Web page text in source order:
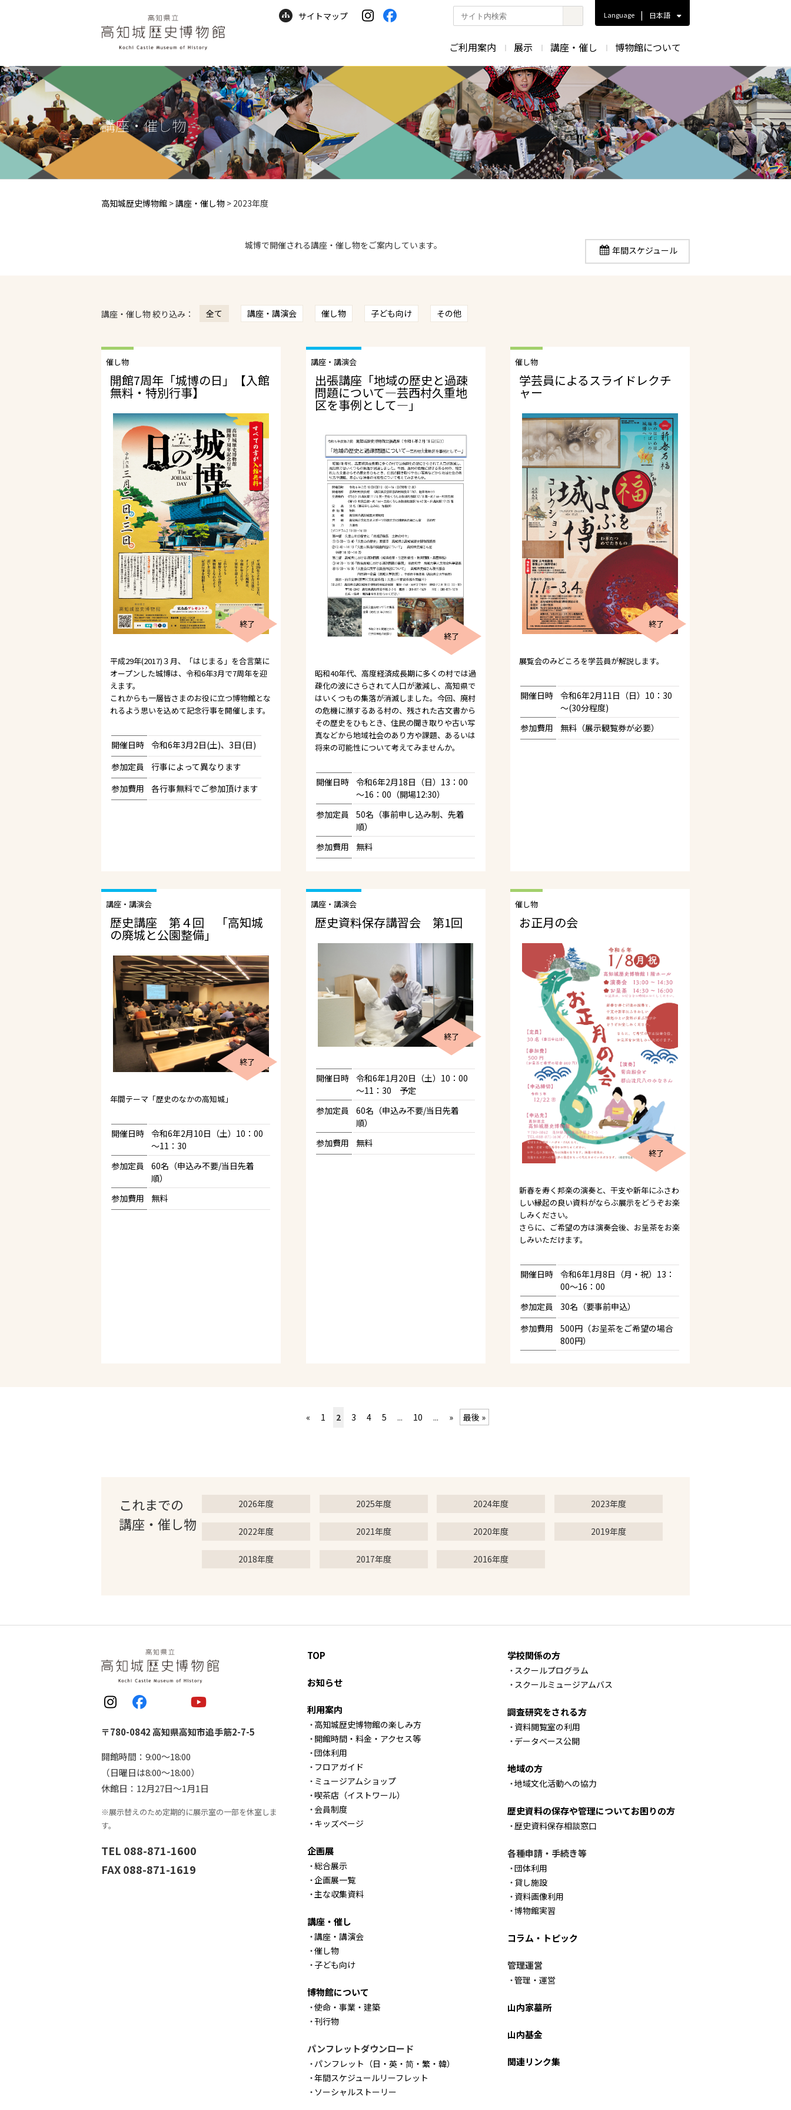
サイトマップ
ト
検
索
Language | 日本語
ご利用案内 展示 講座・催し 博物館について
講座・催し物
高知城歴史博物館 >講座・催し物 > 2023年度
城博で開催される講座・催し物をご案内しています。 年間スケジュール
講座・催し物 絞り込み： 全て 講座・講演会 催し物 子ども向け その他
催し物
開館7周年「城博の日」【入館
無料・特別行事】
終了
平成29年(2017)３月、「はじまる」を合言葉に
オープンした城博は、令和6年3月で7周年を迎
えます。
これからも一層皆さまのお役に立つ博物館とな
れるよう思いを込めて記念行事を開催します。
開催日時 令和6年3月2日(土)、3日(日)
参加定員
行事によって異なります
参加費用
各行事無料でご参加頂けます
講座・講演会
出張講座「地域の歴史と過疎
問題について―芸西村久重地
区を事例として―」
終了
昭和40年代、高度経済成長期に多くの村では過
疎化の波にさらされて人口が激減し、高知県で
はいくつもの集落が消滅しました。今回、廃村
の危機に瀕するある村の、残された古文書から
その歴史をひもとき、住民の聞き取りや古い写
真などから地域社会のあり方や課題、あるいは
将来の可能性について考えてみませんか。
開催日時
令和6年2月18日（日）13：00
～16：00（開場12:30）
参加定員
50名（事前申し込み制、先着
順）
参加費用
無料
催し物
学芸員によるスライドレクチ
ャー
終了
展覧会のみどころを学芸員が解説します。
開催日時 令和6年2月11日（日）10：30
～(30分程度)
参加費用
無料（展示観覧券が必要）
講座・講演会
歴史講座 第４回 「高知城
の廃城と公園整備」
終了
年間テーマ「歴史のなかの高知城」
開催日時 令和6年2月10日（土）10：00
～11：30
参加定員
60名（申込み不要/当日先着
順）
参加費用
無料
講座・講演会
歴史資料保存講習会 第1回
終了
開催日時
令和6年1月20日（土）10：00
～11：30 予定
参加定員
60名（申込み不要/当日先着
順）
参加費用
無料
催し物
お正月の会
終了
新春を寿く邦楽の演奏と、干支や新年にふさわ
しい縁起の良い資料がならぶ展示をどうぞお楽
しみください。
さらに、ご希望の方は演奏会後、お呈茶をお楽
しみいただけます。
開催日時 令和6年1月8日（月・祝）13：
00～16：00
参加定員
30名（要事前申込）
参加費用
500円（お呈茶をご希望の場合
800円）
« 1 2 3 4 5 ... 10 ... » 最後 »
これまでの
講座・催し物
2026年度 2025年度 2024年度 2023年度
2022年度 2021年度 2020年度 2019年度
2018年度 2017年度 2016年度
〒780-0842 高知県高知市追手筋2-7-5
開館時間：9:00〜18:00
（日曜日は8:00〜18:00）
休館日：12月27日〜1月1日
※展示替えのため定期的に展示室の一部を休室しま
す。
TEL 088-871-1600
FAX 088-871-1619
TOP
お知らせ
利用案内
高知城歴史博物館の楽しみ方
開館時間・料金・アクセス等
団体利用
フロアガイド
ミュージアムショップ
喫茶店（イストワール）
会員制度
キッズページ
企画展
総合展示
企画展一覧
主な収集資料
講座・催し
講座・講演会
催し物
子ども向け
博物館について
使命・事業・建築
刊行物
パンフレットダウンロード
パンフレット（日・英・简・繁・韓）
年間スケジュールリーフレット
ソーシャルストーリー
学校関係の方
スクールプログラム
スクールミュージアムバス
調査研究をされる方
資料閲覧室の利用
データベース公開
地域の方
地域文化活動への協力
歴史資料の保存や管理についてお困りの方
歴史資料保存相談窓口
各種申請・手続き等
団体利用
貸し施設
資料画像利用
博物館実習
コラム・トピック
管理運営
管理・運営
山内家墓所
山内基金
関連リンク集